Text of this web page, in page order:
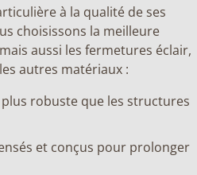
à la qualité de ses
choisissons la meilleure
mais aussi les fermetures éclair,
autres matériaux :
plus robuste que les structures
et conçus pour prolonger